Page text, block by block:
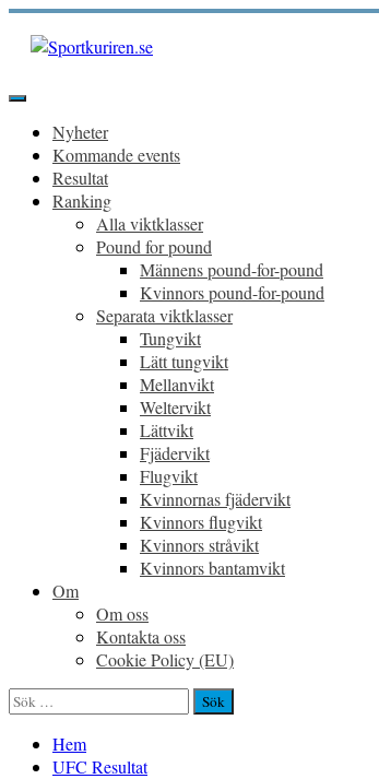
Hoppa
innehåll
Primär
Nyheter
Kommande events
Resultat
Ranking
Alla viktklasser
Pound for pound
Männens pound-for-pound
Kvinnors pound-for-pound
Separata viktklasser
Tungvikt
Lätt tungvikt
Mellanvikt
Weltervikt
Lättvikt
Fjädervikt
Flugvikt
Kvinnornas fjädervikt
Kvinnors flugvikt
Kvinnors stråvikt
Kvinnors bantamvikt
Om
Om oss
Kontakta oss
Cookie Policy (EU)
Sök
efter:
Hem
UFC Resultat